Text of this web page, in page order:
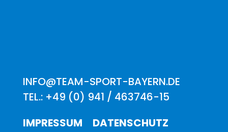
INFO@TEAM-SPORT-BAYERN.DE
TEL.: +49 (0) 941 / 463746-15
IMPRESSUM
DATENSCHUTZ